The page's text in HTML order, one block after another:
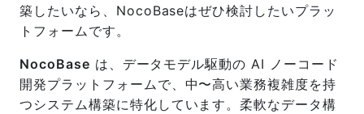
築したいなら、NocoBaseはぜひ検討したいプラッ
トフォームです。
NocoBase は、データモデル駆動の AI ノーコード
開発プラットフォームで、中〜高い業務複雑度を持
つシステム構築に特化しています。柔軟なデータ構